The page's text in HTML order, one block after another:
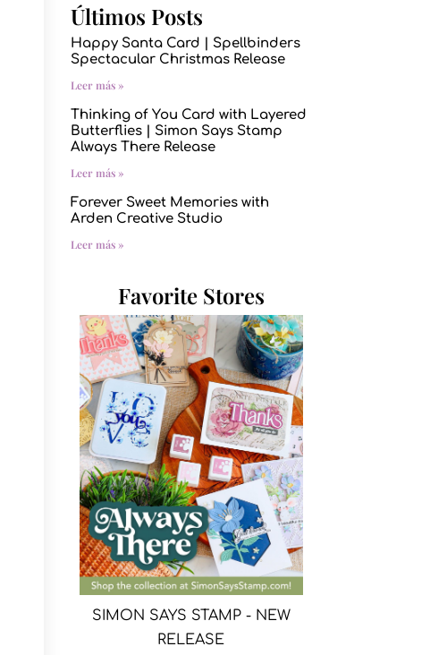
Últimos Posts
Happy Santa Card | Spellbinders
Spectacular Christmas Release
Leer más »
Thinking of You Card with Layered
Butterflies | Simon Says Stamp
Always There Release
Leer más »
Forever Sweet Memories with
Arden Creative Studio
Leer más »
Favorite Stores
SIMON SAYS STAMP - NEW
RELEASE